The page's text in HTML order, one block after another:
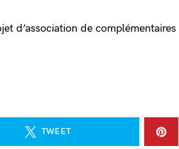
d’association de complémentaires
TWEET